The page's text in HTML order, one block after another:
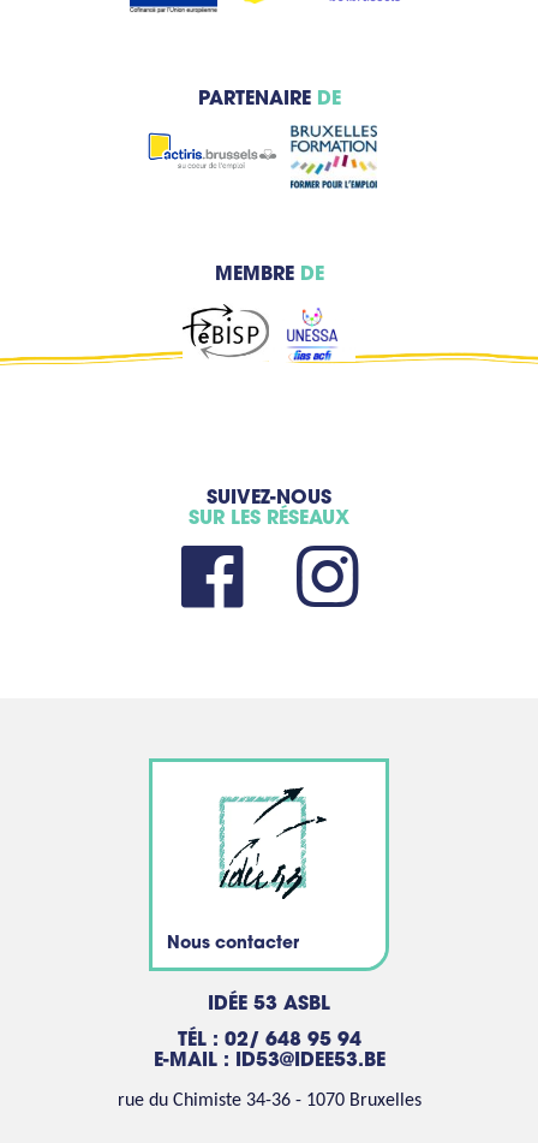
PARTENAIRE DE
MEMBRE DE
SUIVEZ-NOUS
SUR LES RÉSEAUX
Nous contacter
IDÉE 53 ASBL
TÉL : 02/ 648 95 94
E-MAIL :
ID53@IDEE53.BE
rue du Chimiste 34-36 - 1070 Bruxelles